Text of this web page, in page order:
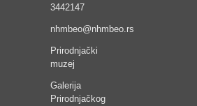
3442147
nhmbeo@nhmbeo.rs
Prirodnjački
muzej
Galerija
Prirodnjačkog